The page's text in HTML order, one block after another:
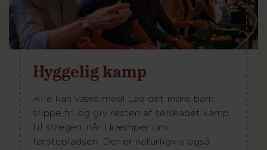
Hyggelig kamp
Alle kan være med! Lad det indre barn
slippe fri og giv resten af selskabet kamp
til stregen, når I kæmper om
førstepladsen. Der er naturligvis også